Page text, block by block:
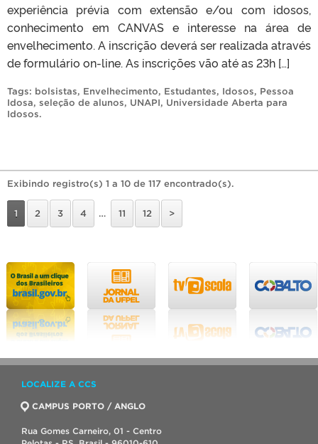
experiência prévia com extensão e/ou com idosos,
conhecimento em CANVAS e interesse na área de
envelhecimento. A inscrição deverá ser realizada através
de formulário on-line. As inscrições vão até as 23h […]
Tags: bolsistas, Envelhecimento, Estudantes, Idosos, Pessoa
Idosa, seleção de alunos, UNAPI, Universidade Aberta para
Idosos.
Exibindo registro(s) 1 a 10 de 117 encontrado(s).
1 2 3 4 … 11 12 >
LOCALIZE A CCS
CAMPUS PORTO / ANGLO
Rua Gomes Carneiro, 01 - Centro